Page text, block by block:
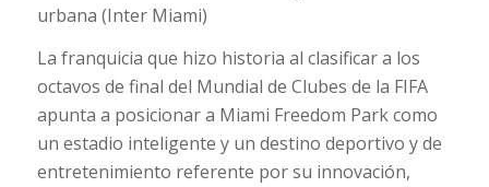
urbana (Inter Miami)
La franquicia que hizo historia al clasificar a los
octavos de final del Mundial de Clubes de la FIFA
apunta a posicionar a Miami Freedom Park como
un estadio inteligente y un destino deportivo y de
entretenimiento referente por su innovación,